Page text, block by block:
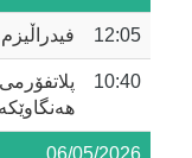
12:05
10:40
06/05/2026